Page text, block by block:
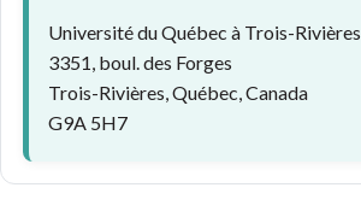
Université du Québec à Trois-Rivières
3351, boul. des Forges
Trois-Rivières, Québec, Canada
G9A 5H7